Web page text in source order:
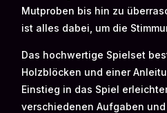
Mutproben bis hin zu
ist alles dabei, um die
Das hochwertige Spielset
Holzblöcken und einer
Einstieg in das Spiel
verschiedenen Aufgaben